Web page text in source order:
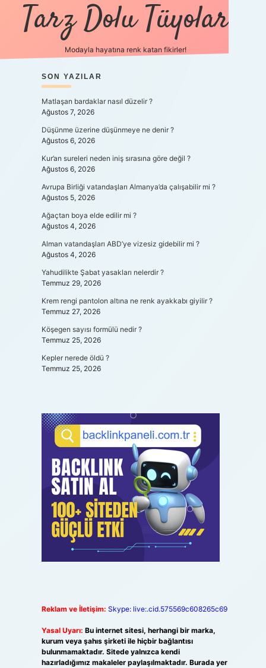
Tarz Dolu Tüyolar
Modayla hayatına renk katan fikirler!
SIDEBAR
SON YAZILAR
Matlaşan bardaklar nasıl düzelir ?
Ağustos 7, 2026
Düşünme üzerine düşünmeye ne denir ?
Ağustos 6, 2026
Kur’an sureleri neden iniş sırasına göre değil ?
Ağustos 6, 2026
Avrupa Birliği vatandaşları Almanya’da çalışabilir mi ?
Ağustos 5, 2026
Ağaçtan boya elde edilir mi ?
Ağustos 4, 2026
Alman vatandaşları ABD’ye vizesiz gidebilir mi ?
Ağustos 4, 2026
Yahudilikte Şabat yasakları nelerdir ?
Temmuz 29, 2026
Krem rengi pantolon altına ne renk ayakkabı giyilir ?
Temmuz 27, 2026
Köşegen sayısı formülü nedir ?
Temmuz 25, 2026
Kepler nerede öldü ?
Temmuz 25, 2026
Reklam ve İletişim: Skype: live:.cid.575569c608265c69
Yasal Uyarı: Bu internet sitesi, herhangi bir marka,
kurum veya şahıs şirketi ile hiçbir bağlantısı
bulunmamaktadır. Sitede yalnızca kendi
hazırladığımız makaleler paylaşılmaktadır. Burada yer